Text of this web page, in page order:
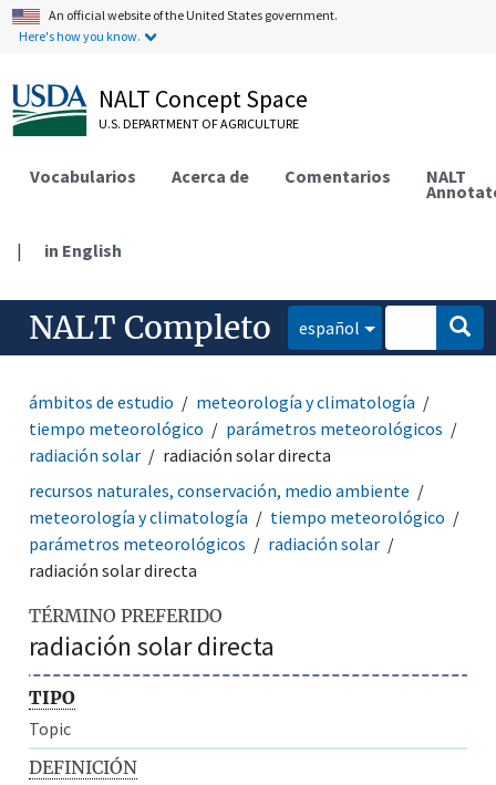
An official website of the United States government.
Here's how you know.
NALT Concept Space
U.S. DEPARTMENT OF AGRICULTURE
Vocabularios Acerca de Comentarios NALT
| in English
NALT Completo español
ámbitos de estudio
meteorología y climatología
tiempo meteorológico
parámetros meteorológicos
radiación solar
radiación solar directa
recursos naturales, conservación, medio ambiente
meteorología y climatología
tiempo meteorológico
parámetros meteorológicos
radiación solar
radiación solar directa
TÉRMINO PREFERIDO
radiación solar directa
TIPO
Topic
DEFINICIÓN